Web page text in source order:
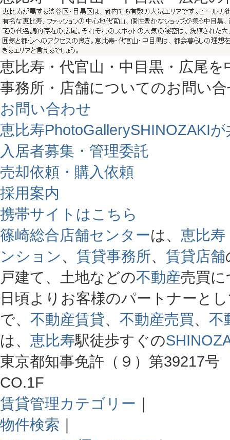
恵比寿・代官山・中目黒・広尾
事務所・店舗についてのお問い
お問い合わせ
恵比寿PhotoGallerySHINOZAKI
入居者募集・管理委託
売却依頼・購入依頼
採用案内
携帯サイトはこちら
篠崎総合店舗センターは、 恵比寿
ンション、 賃貸事務所、 賃貸店舗
戸建て、土地などの不動産売買
日頃よりお客様のパートナーと
で、 不動産賃貸、 不動産売買、 不
は、 恵比寿駅徒歩すぐの
東京都知事免許（９）第39217
CO.1F
賃貸管理カテゴリー ｜
物件検索 ｜